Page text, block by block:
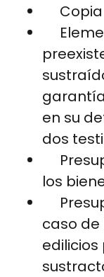
Copia
en su
dos
los
caso